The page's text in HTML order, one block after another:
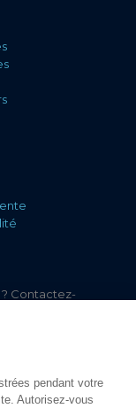
Contactez-
& réalisation : Jean-
pendant votre
Autorisez-vous